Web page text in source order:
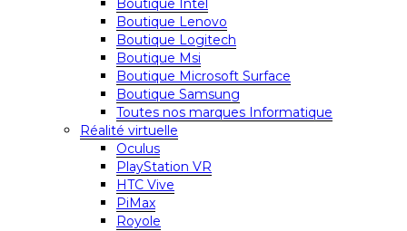
Boutique Intel
Boutique Lenovo
Boutique Logitech
Boutique Msi
Boutique Microsoft Surface
Boutique Samsung
Toutes nos marques Informatique
Réalité virtuelle
Oculus
PlayStation VR
HTC Vive
PiMax
Royole